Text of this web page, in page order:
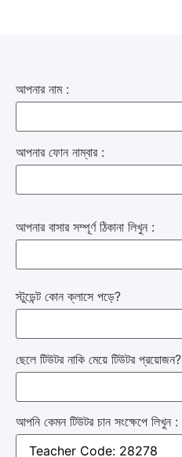
আপনার নাম :
আপনার ফোন নাম্বার :
আপনার বাসার সম্পূর্ণ ঠিকানা লিখুন :
স্টুডেন্ট কোন ক্লাসে পড়ে?
ছেলে টিউটর নাকি মেয়ে টিউটর প্রয়োজন?
আপনি কেমন টিউটর চান সংক্ষেপে লিখুন :